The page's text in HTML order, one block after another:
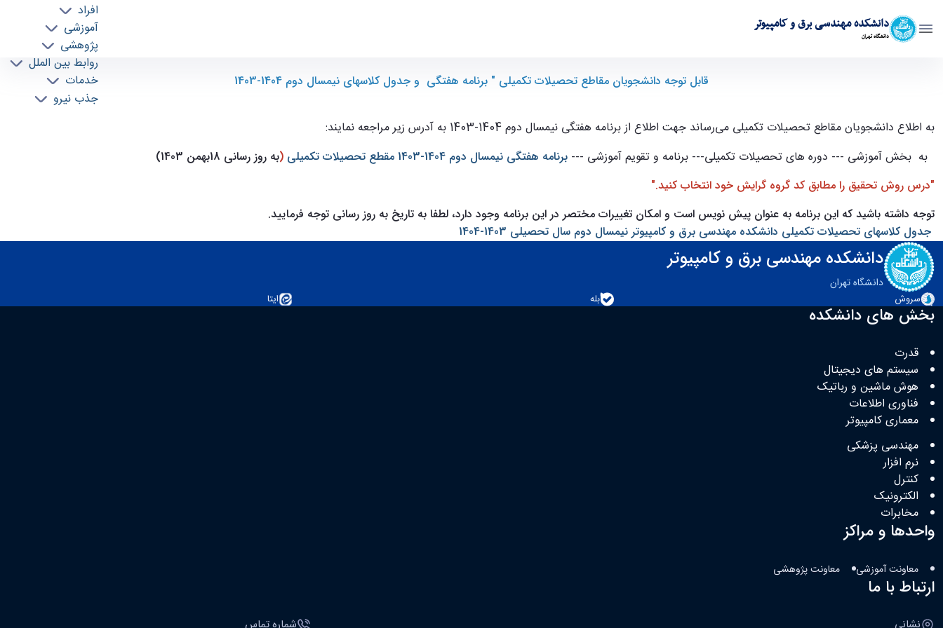
دانشکده مهندسی برق و کامپیوتر
دانشگاه تهران
افراد
آموزشی
پژوهشی
روابط بین الملل
خدمات
جذب نیرو
قابل توجه دانشجویان مقاطع تحصیلات تکمیلی " برنامه هفتگی نیمسال دوم 1404-1403 - ece- دانشکده مهندسی برق و کامپیوتر
قابل توجه دانشجویان مقاطع تحصیلات تکمیلی " برنامه هفتگی و جدول کلاسهای نیمسال دوم 1404-1403
به اطلاع دانشجویان مقاطع تحصیلات تکمیلی می‌رساند جهت اطلاع از برنامه هفتگی نیمسال دوم 1404-1403 به آدرس زیر مراجعه نمایند:
به بخش آموزشی --- دوره های تحصیلات تکمیلی--- برنامه و تقویم آموزشی --- برنامه هفتگی نیمسال دوم 1404-1403 مقطع تحصیلات تکمیلی (به روز رسانی 18بهمن 1403)
"درس روش تحقیق را مطابق کد گروه گرایش خود انتخاب کنید."
توجه داشته باشید که این برنامه به عنوان پیش نویس است و امکان تغییرات مختصر در این برنامه وجود دارد، لطفا به تاریخ به روز رسانی توجه فرمایید.
جدول کلاسهای تحصیلات تکمیلی دانشکده مهندسی برق و کامپیوتر نیمسال دوم سال تحصیلی 1403-1404
دانشکده مهندسی برق و کامپیوتر
دانشگاه تهران
سروش
بله ایتا
بخش های دانشکده
قدرت
سیستم های دیجیتال
هوش ماشین و رباتیک
فناوری اطلاعات
معماری کامپیوتر
مهندسی پزشکی
نرم افزار
کنترل
الکترونیک
مخابرات
واحدها و مراکز
معاونت آموزشی معاونت پژوهشی
ارتباط با ما